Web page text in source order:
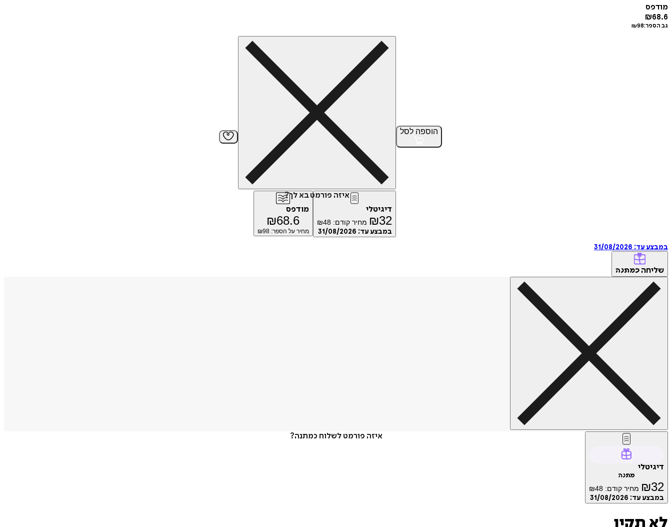
מודפס
₪68.6
גב הספר: ₪98
הוספה לסל
איזה פורמט בא לך?
דיגיטלי
₪32 מחיר קודם: ₪48
במבצע עד: 31/08/2026
מודפס
₪68.6
מחיר על הספר: ₪98
במבצע עד: 31/08/2026
שליחה כמתנה
איזה פורמט לשלוח כמתנה?
דיגיטלי
מתנה
₪32 מחיר קודם: ₪48
במבצע עד: 31/08/2026